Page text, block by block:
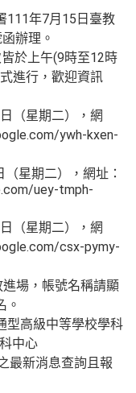
111年7月15日臺教
辦理。
於上午(9時至12時
進行，歡迎資訊
（星期二），網
ywh-kxen-
星期二），網址：
uey-tmph-
（星期二），網
csx-pymy-
場，帳號名稱請顯
。
型高級中等學校學科
中心
最新消息查詢且報